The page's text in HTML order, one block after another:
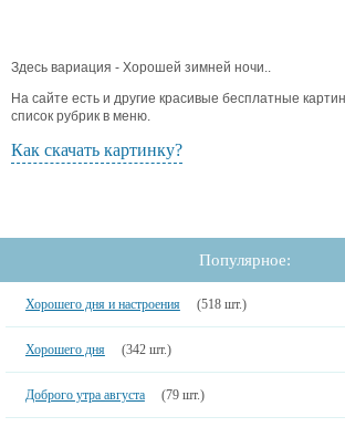
Здесь вариация - Хорошей зимней ночи..
На сайте есть и другие красивые бесплатные
список рубрик в меню.
Как скачать картинку?
Популярное:
Хорошего дня и настроения (518 шт.)
Хорошего дня (342 шт.)
Доброго утра августа (79 шт.)